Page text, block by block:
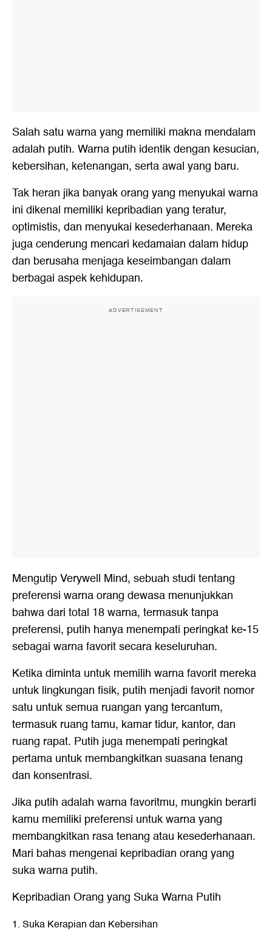
Salah satu warna yang memiliki makna mendalam
adalah putih. Warna putih identik dengan kesucian,
kebersihan, ketenangan, serta awal yang baru.
Tak heran jika banyak orang yang menyukai warna
ini dikenal memiliki kepribadian yang teratur,
optimistis, dan menyukai kesederhanaan. Mereka
juga cenderung mencari kedamaian dalam hidup
dan berusaha menjaga keseimbangan dalam
berbagai aspek kehidupan.
ADVERTISEMENT
Mengutip Verywell Mind, sebuah studi tentang
preferensi warna orang dewasa menunjukkan
bahwa dari total 18 warna, termasuk tanpa
preferensi, putih hanya menempati peringkat ke-15
sebagai warna favorit secara keseluruhan.
Ketika diminta untuk memilih warna favorit mereka
untuk lingkungan fisik, putih menjadi favorit nomor
satu untuk semua ruangan yang tercantum,
termasuk ruang tamu, kamar tidur, kantor, dan
ruang rapat. Putih juga menempati peringkat
pertama untuk membangkitkan suasana tenang
dan konsentrasi.
Jika putih adalah warna favoritmu, mungkin berarti
kamu memiliki preferensi untuk warna yang
membangkitkan rasa tenang atau kesederhanaan.
Mari bahas mengenai kepribadian orang yang
suka warna putih.
Kepribadian Orang yang Suka Warna Putih
1. Suka Kerapian dan Kebersihan